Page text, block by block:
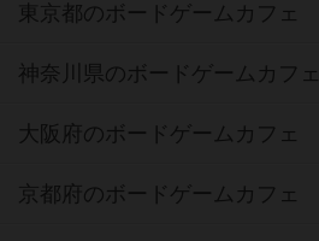
東京都のボードゲームカフェ
神奈川県のボードゲームカフェ
大阪府のボードゲームカフェ
京都府のボードゲームカフェ